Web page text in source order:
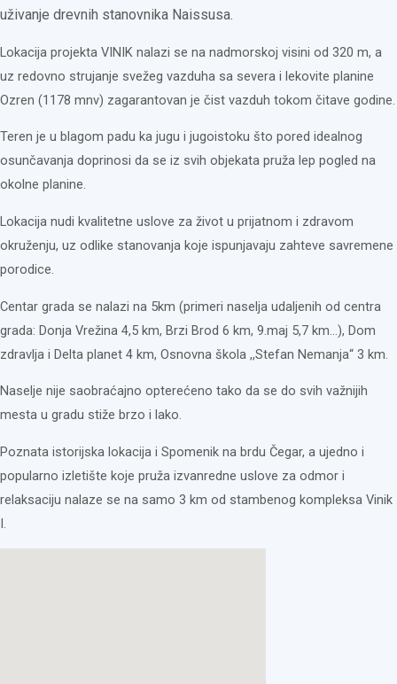
uživanje drevnih stanovnika Naissusa.
Lokacija projekta VINIK nalazi se na nadmorskoj visini od 320 m, a
uz redovno strujanje svežeg vazduha sa severa i lekovite planine
Ozren (1178 mnv) zagarantovan je čist vazduh tokom čitave godine.
Teren je u blagom padu ka jugu i jugoistoku što pored idealnog
osunčavanja doprinosi da se iz svih objekata pruža lep pogled na
okolne planine.
Lokacija nudi kvalitetne uslove za život u prijatnom i zdravom
okruženju, uz odlike stanovanja koje ispunjavaju zahteve savremene
porodice.
Centar grada se nalazi na 5km (primeri naselja udaljenih od centra
grada: Donja Vrežina 4,5 km, Brzi Brod 6 km, 9.maj 5,7 km…), Dom
zdravlja i Delta planet 4 km, Osnovna škola ,,Stefan Nemanja“ 3 km.
Naselje nije saobraćajno opterećeno tako da se do svih važnijih
mesta u gradu stiže brzo i lako.
Poznata istorijska lokacija i Spomenik na brdu Čegar, a ujedno i
popularno izletište koje pruža izvanredne uslove za odmor i
relaksaciju nalaze se na samo 3 km od stambenog kompleksa Vinik
I.